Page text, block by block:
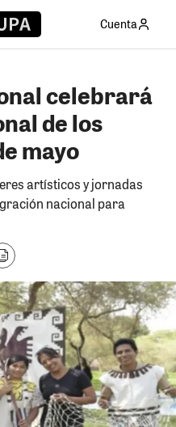
Cuenta
celebrará
de los
mayo
artísticos y jornadas
nacional para